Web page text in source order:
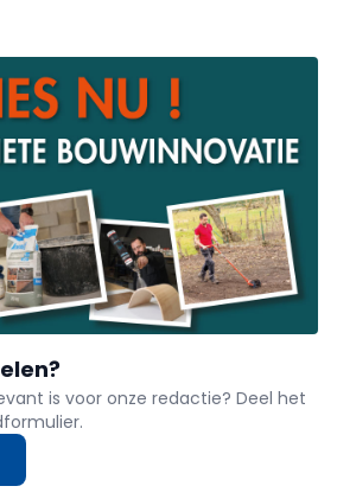
is voor onze redactie? Deel het